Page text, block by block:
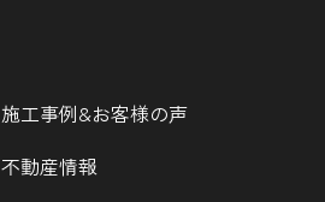
施工事例&お客様の声
不動産情報